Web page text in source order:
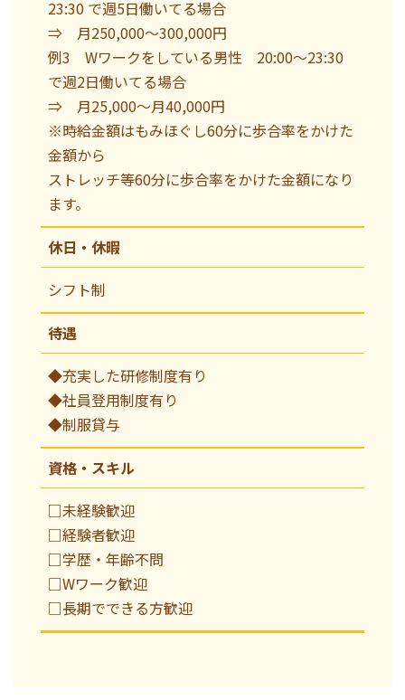
23:30 で週5日働いてる場合
⇒ 月250,000～300,000円
例3 Wワークをしている男性 20:00～23:30
で週2日働いてる場合
⇒ 月25,000～月40,000円
※時給金額はもみほぐし60分に歩合率をかけた
金額から
ストレッチ等60分に歩合率をかけた金額になり
ます。
休日・休暇
シフト制
待遇
◆充実した研修制度有り
◆社員登用制度有り
◆制服貸与
資格・スキル
□未経験歓迎
□経験者歓迎
□学歴・年齢不問
□Wワーク歓迎
□長期でできる方歓迎